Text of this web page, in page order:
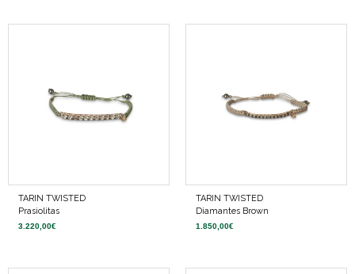
TARIN TWISTED
Prasiolitas
3.220,00€
TARIN TWISTED
Diamantes Brown
1.850,00€